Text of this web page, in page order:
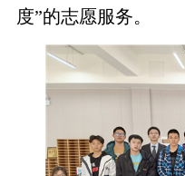
度”的志愿服务。